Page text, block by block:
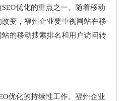
优化的重点之一。随着移动
变，福州企业要重视网站在移
的移动搜索排名和用户访问转
优化的持续性工作。福州企业